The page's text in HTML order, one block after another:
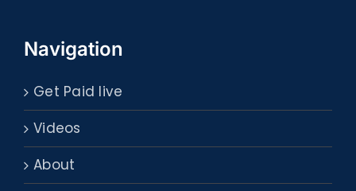
Navigation
Get Paid live
Videos
About